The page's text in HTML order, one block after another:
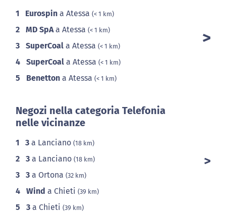
1 Eurospin a Atessa (< 1 km)
2 MD SpAa Atessa (< 1 km)
3 SuperCoal a Atessa (< 1 km)
4 SuperCoal a Atessa (< 1 km)
5 Benetton a Atessa (< 1 km)
Negozi nella categoria Telefonia
nelle vicinanze
1 3 a Lanciano (18 km)
2 3 a Lanciano (18 km)
3 3 a Ortona (32 km)
4 Wind a Chieti (39 km)
5 3 a Chieti (39 km)